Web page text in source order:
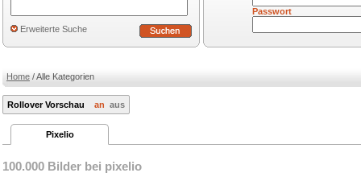
Passwort
Erweiterte Suche
Home / Alle Kategorien
Rollover Vorschau an aus
Pixelio
100.000 Bilder bei pixelio